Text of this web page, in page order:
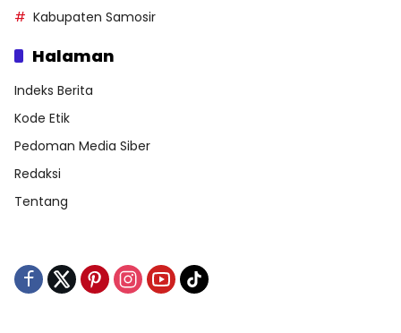
Kabupaten Samosir
Halaman
Indeks Berita
Kode Etik
Pedoman Media Siber
Redaksi
Tentang